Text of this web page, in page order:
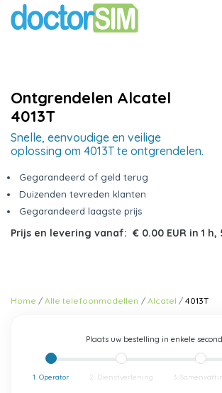
Ontgrendelen Alcatel
4013T
Snelle, eenvoudige en veilige
oplossing om 4013T te ontgrendelen.
Gegarandeerd of geld terug
Duizenden tevreden klanten
Gegarandeerd laagste prijs
Prijs en levering vanaf: € 0.00 EUR in 1 h,
Home Alle telefoonmodellen Alcatel 4013T
Plaats uw bestelling in enkele
1. Operator 2. Dienstverlening 3.